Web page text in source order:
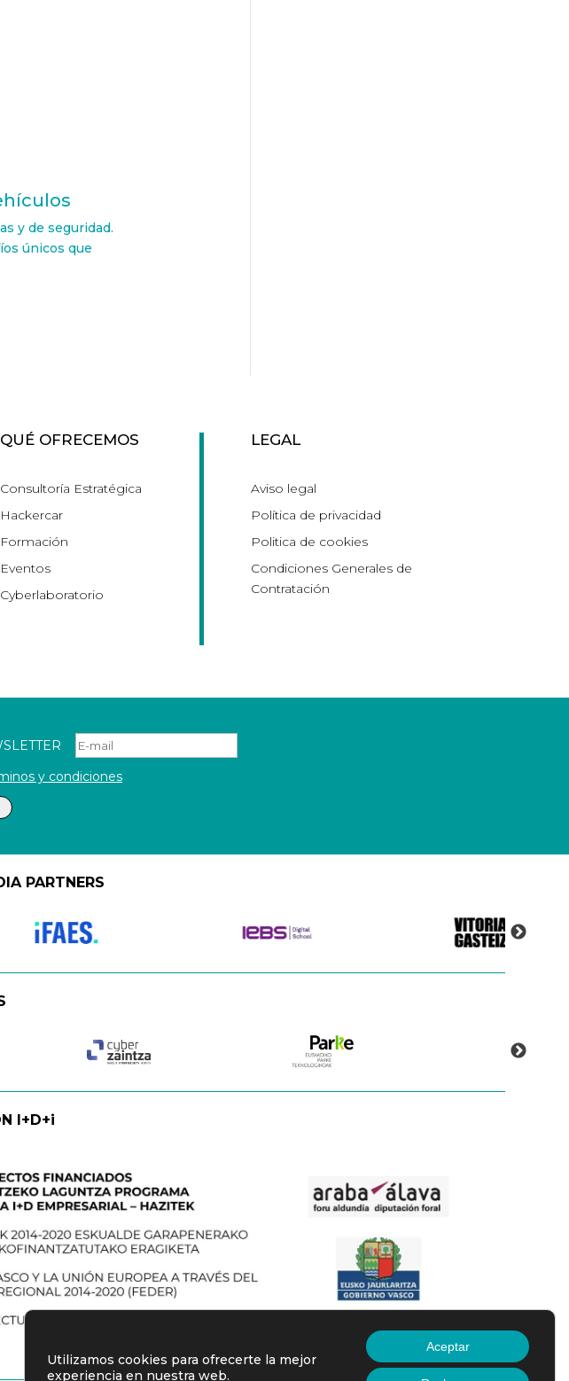
y de seguridad.
únicos que
QUÉ OFRECEMOS
Consultoría Estratégica
Hackercar
Formación
Eventos
Cyberlaboratorio
LEGAL
Aviso legal
Política de privacidad
Politica de cookies
Condiciones Generales de
Contratación
y condiciones
PARTNERS
I+D+i
Utilizamos cookies para ofrecerte la mejor
experiencia en nuestra web.
Aceptar